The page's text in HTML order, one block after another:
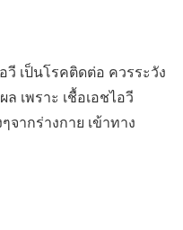
วี เป็นโรคติดต่อ ควรระวัง
เพราะ เชื้อเอชไอวี
ากร่างกาย เข้าทาง